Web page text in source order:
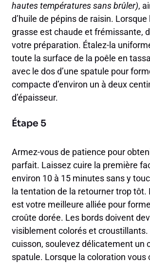
hautes températures sans brûler),
d’huile de pépins de raisin.
grasse est chaude et frémissante,
votre préparation. Étalez-la
toute la surface de la poêle en
avec le dos d’une spatule pour
compacte d’environ un à deux
d’épaisseur.
Étape 5
Armez-vous de patience pour
parfait. Laissez cuire la première
environ 10 à 15 minutes sans y
la tentation de la retourner trop tôt.
est votre meilleure alliée pour
croûte dorée. Les bords doivent
visiblement colorés et croustillants.
cuisson, soulevez délicatement un
spatule. Lorsque la coloration vous